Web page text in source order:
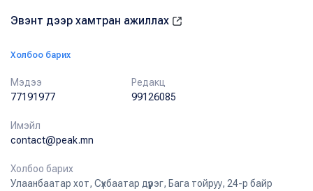
Эвэнт дээр хамтран ажиллах
Холбоо барих
Мэдээ
77191977
Редакц
99126085
Имэйл
contact@peak.mn
Холбоо барих
Улаанбаатар хот, Сүхбаатар дүүрэг, Бага тойруу, 24-р байр